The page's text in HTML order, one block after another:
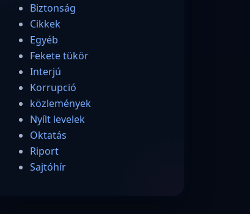
Biztonság
Cikkek
Egyéb
Fekete tükör
Interjú
Korrupció
közlemények
Nyílt levelek
Oktatás
Riport
Sajtóhír